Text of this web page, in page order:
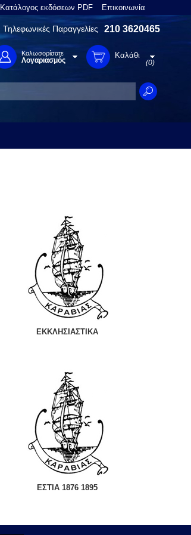
Κατάλογος εκδόσεων PDF Επικοινωνία
Τηλεφωνικές Παραγγελίες 210 3620465
Καλωσορίσατε
Λογαριασμός
Καλάθι
(0)
ΕΚΚΛΗΣΙΑΣΤΙΚΑ
ΕΣΤΙΑ 1876 1895